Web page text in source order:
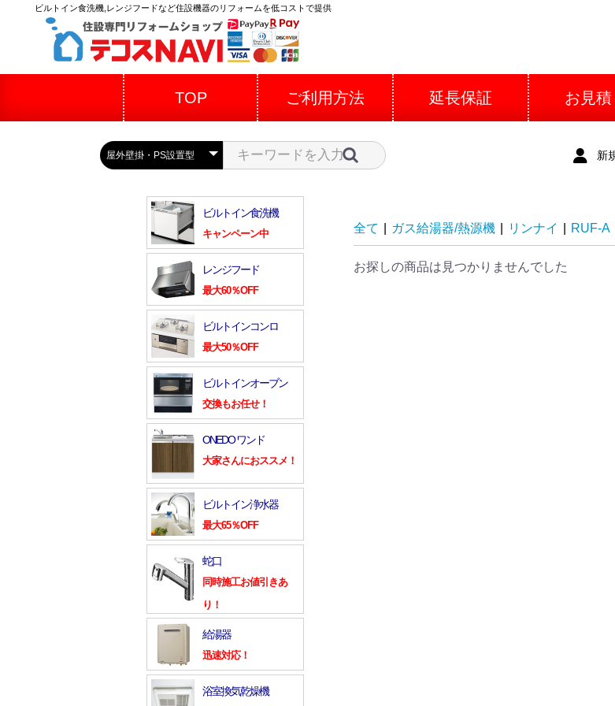
ビルトイン食洗機,レンジフードなど住設機器のリフォームを低コストで提供
TOP ご利用方法 延長保証 お見積
新
ビルトイン食洗機
キャンペーン中
レンジフード
最大60％OFF
ビルトインコンロ
最大50％OFF
ビルトインオーブン
交換もお任せ！
ONEDO ワンド
大家さんにおススメ！
ビルトイン浄水器
最大65％OFF
蛇口
同時施工お値引きあ
り！
給湯器
迅速対応！
浴室換気乾燥機
全て ガス給湯器/熱源機 リンナイ RUF-A
お探しの商品は見つかりませんでした